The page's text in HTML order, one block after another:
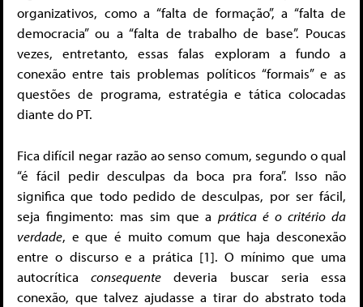
organizativos, como a “falta de formação”, a “falta de
democracia” ou a “falta de trabalho de base”. Poucas
vezes, entretanto, essas falas exploram a fundo a
conexão entre tais problemas políticos “formais” e as
questões de programa, estratégia e tática colocadas
diante do PT.
Fica difícil negar razão ao senso comum, segundo o qual
“é fácil pedir desculpas da boca pra fora”. Isso não
significa que todo pedido de desculpas, por ser fácil,
seja fingimento: mas sim que aprática é o critério da
verdade, e que é muito comum que haja desconexão
entre o discurso e a prática [1]. O mínimo que uma
autocríticaconsequente deveria buscar seria essa
conexão, que talvez ajudasse a tirar do abstrato toda